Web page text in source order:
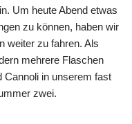
Um heute Abend etwas
zu können, haben wir
weiter zu fahren. Als
mehrere Flaschen
Cannoli in unserem fast
zwei.